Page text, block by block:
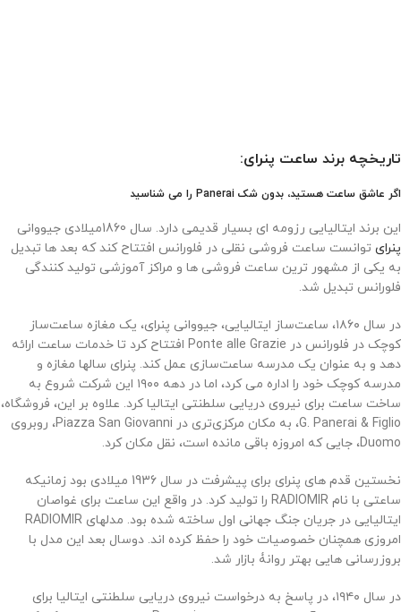
تاریخچه برند ساعت پنرای:
اگر عاشق ساعت هستید، بدون شک Panerai را می شناسید
این برند ایتالیایی رزومه ای بسیار قدیمی دارد. سال 1860میلادی جیووانی
پنرای توانست ساعت فروشی نقلی در فلورانس افتتاح کند که بعد ها تبدیل
به یکی از مشهور ترین ساعت فروشی ها و مراکز آموزشی تولید کنندگی
فلورانس تبدیل شد.
در سال ۱۸۶۰، ساعت‌ساز ایتالیایی، جیووانی پنرای، یک مغازه ساعت‌ساز
کوچک در فلورانس در Ponte alle Grazie افتتاح کرد تا خدمات ساعت ارائه
دهد و به عنوان یک مدرسه ساعت‌سازی عمل کند. پنرای سالها مغازه و
مدرسه کوچک خود را اداره می کرد، اما در دهه ۱۹۰۰ این شرکت شروع به
ساخت ساعت برای نیروی دریایی سلطنتی ایتالیا کرد. علاوه بر این، فروشگاه،
G. Panerai & Figlio، به مکان مرکزی‌تری در Piazza San Giovanni، روبروی
Duomo، جایی که امروزه باقی مانده است، نقل مکان کرد.
نخستین قدم های پنرای برای پیشرفت در سال 1936 میلادی بود زمانیکه
ساعتی با نام RADIOMIR را تولید کرد. در واقع این ساعت برای غواصان
ایتالیایی در جریان جنگ جهانی اول ساخته شده بود. مدلهای RADIOMIR
امروزی همچنان خصوصیات خود را حفظ کرده اند. دوسال بعد این مدل با
بروزرسانی هایی بهتر روانۀ بازار شد.
در سال ۱۹۴۰، در پاسخ به درخواست نیروی دریایی سلطنتی ایتالیا برای